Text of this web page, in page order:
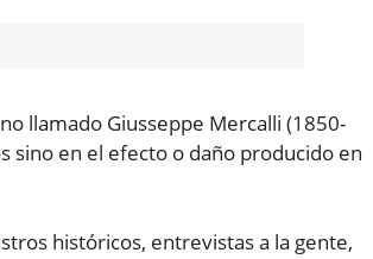
llamado Giusseppe Mercalli (1850-
sino en el efecto o daño producido en
históricos, entrevistas a la gente,